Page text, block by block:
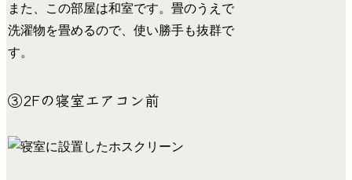
また、この部屋は和室です。畳のうえで
洗濯物を畳めるので、使い勝手も抜群で
す。
③2Fの寝室エアコン前